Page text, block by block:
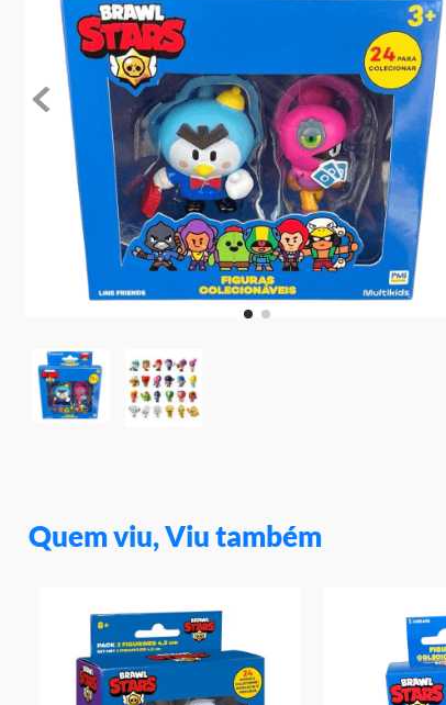
Quem viu, Viu também
rainbow high